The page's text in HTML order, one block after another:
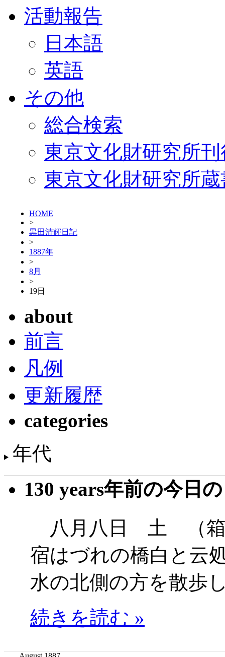
活動報告
日本語
英語
その他
総合検索
東京文化財研究所
東京文化財研究所
HOME
>
黒田清輝日記
>
1887年
>
8月
>
19日
about
前言
凡例
更新履歴
categories
年代
130 years年前の今日
八月八日 土 （箱
宿はづれの橋白と云
水の北側の方を散歩
続きを読む »